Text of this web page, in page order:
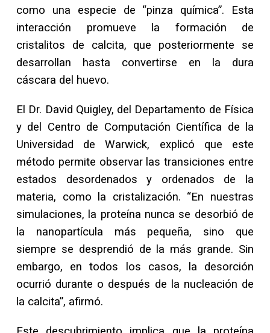
como una especie de “pinza química”. Esta
interacción promueve la formación de
cristalitos de calcita, que posteriormente se
desarrollan hasta convertirse en la dura
cáscara del huevo.
El Dr. David Quigley, del Departamento de Física
y del Centro de Computación Científica de la
Universidad de Warwick, explicó que este
método permite observar las transiciones entre
estados desordenados y ordenados de la
materia, como la cristalización. “En nuestras
simulaciones, la proteína nunca se desorbió de
la nanopartícula más pequeña, sino que
siempre se desprendió de la más grande. Sin
embargo, en todos los casos, la desorción
ocurrió durante o después de la nucleación de
la calcita”, afirmó.